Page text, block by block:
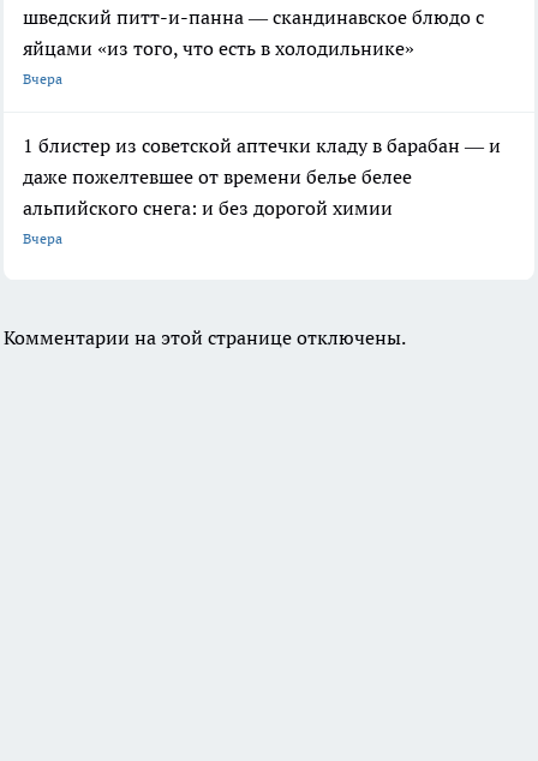
шведский питт-и-панна — скандинавское блюдо с
яйцами «из того, что есть в холодильнике»
Вчера
1 блистер из советской аптечки кладу в барабан — и
даже пожелтевшее от времени белье белее
альпийского снега: и без дорогой химии
Вчера
Комментарии на этой странице отключены.